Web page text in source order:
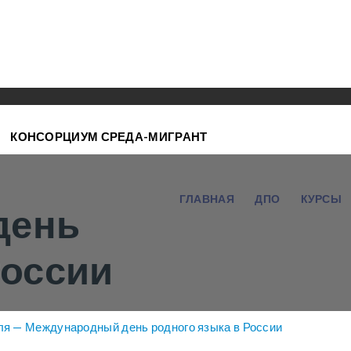
КОНСОРЦИУМ СРЕДА-МИГРАНТ
ГЛАВНАЯ ДПО КУРСЫ
— Международный день родного языка в России